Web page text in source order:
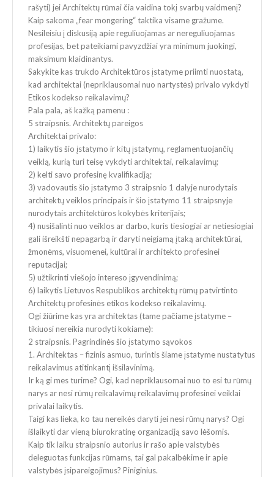
rašyti) jei Architektų rūmai čia vaidina tokį svarbų vaidmenį?
Kaip sakoma „fear mongering“ taktika visame gražume.
Nesileisiu į diskusiją apie reguliuojamas ar nereguliuojamas
profesijas, bet pateikiami pavyzdžiai yra minimum juokingi,
maksimum klaidinantys.
Sakykite kas trukdo Architektūros įstatyme priimti nuostatą,
kad architektai (nepriklausomai nuo nartystės) privalo vykdyti
Etikos kodekso reikalavimų?
Pala pala, aš kažką pamenu :
5 straipsnis. Architektų pareigos
Architektai privalo:
1) laikytis šio įstatymo ir kitų įstatymų, reglamentuojančių
veiklą, kurią turi teisę vykdyti architektai, reikalavimų;
2) kelti savo profesinę kvalifikaciją;
3) vadovautis šio įstatymo 3 straipsnio 1 dalyje nurodytais
architektų veiklos principais ir šio įstatymo 11 straipsnyje
nurodytais architektūros kokybės kriterijais;
4) nusišalinti nuo veiklos ar darbo, kuris tiesiogiai ar netiesiogiai
gali išreikšti nepagarbą ir daryti neigiamą įtaką architektūrai,
žmonėms, visuomenei, kultūrai ir architekto profesinei
reputacijai;
5) užtikrinti viešojo intereso įgyvendinimą;
6) laikytis Lietuvos Respublikos architektų rūmų patvirtinto
Architektų profesinės etikos kodekso reikalavimų.
Ogi žiūrime kas yra architektas (tame pačiame įstatyme –
tikiuosi nereikia nurodyti kokiame):
2 straipsnis. Pagrindinės šio įstatymo sąvokos
1. Architektas – fizinis asmuo, turintis šiame įstatyme nustatytus
reikalavimus atitinkantį išsilavinimą.
Ir ką gi mes turime? Ogi, kad nepriklausomai nuo to esi tu rūmų
narys ar nesi rūmų reikalavimų reikalavimų profesinei veiklai
privalai laikytis.
Taigi kas lieka, ko tau nereikės daryti jei nesi rūmų narys? Ogi
išlaikyti dar vieną biurokratinę organizaciją savo lėšomis.
Kaip tik laiku straipsnio autorius ir rašo apie valstybės
deleguotas funkcijas rūmams, tai gal pakalbėkime ir apie
valstybės įsipareigojimus? Piniginius.